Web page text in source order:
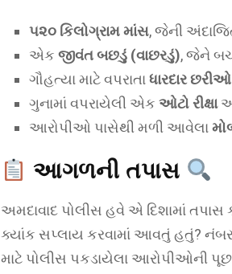
૫૨૦ કિલોગ્રામ માંસ, જેની
એક જીવંત બછડું (વાછરડું), જેને
ગૌહત્યા માટે વપરાતાધારદાર
ગુનામાં વપરાયેલી એક ઓટો રીક્ષા
આરોપીઓ પાસેથી મળી આવેલા
આગળની તપાસ
અમદાવાદ પોલીસ હવે એ દિશામાં
ક્યાંક સપ્લાય કરવામાં આવતું હતું? નંબર
માટે પોલીસ પકડાયેલા આરોપીઓની